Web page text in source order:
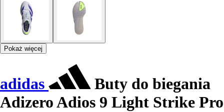
Pokaż więcej
adidas
Buty do biegania
Adizero Adios 9 Light Strike Pro